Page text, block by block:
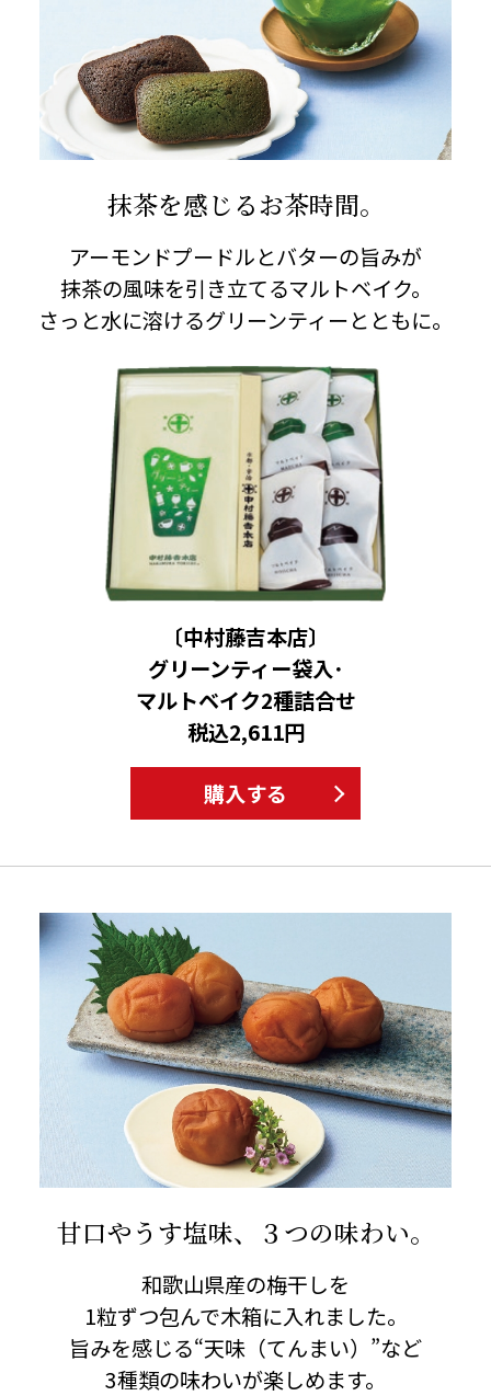
抹茶を感じるお茶時間。
アーモンドプードルとバターの旨みが
抹茶の風味を引き立てるマルトベイク。
さっと水に溶けるグリーンティーとともに。
〔中村藤吉本店〕
グリーンティー袋入･
マルトベイク2種詰合せ
税込2,611円
購入する
甘口やうす塩味、３つの味わい。
和歌山県産の梅干しを
1粒ずつ包んで木箱に入れました。
旨みを感じる“天味（てんまい）”など
3種類の味わいが楽しめます。